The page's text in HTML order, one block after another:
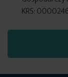
KRS: